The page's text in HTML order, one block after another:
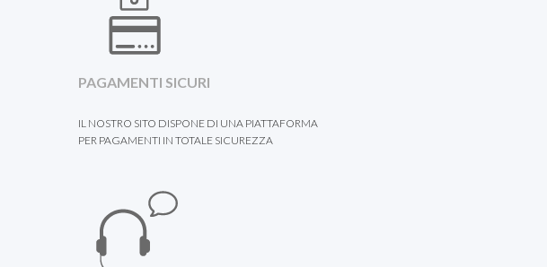
PAGAMENTI SICURI
IL NOSTRO SITO DISPONE DI UNA PIATTAFORMA
PER PAGAMENTI IN TOTALE SICUREZZA